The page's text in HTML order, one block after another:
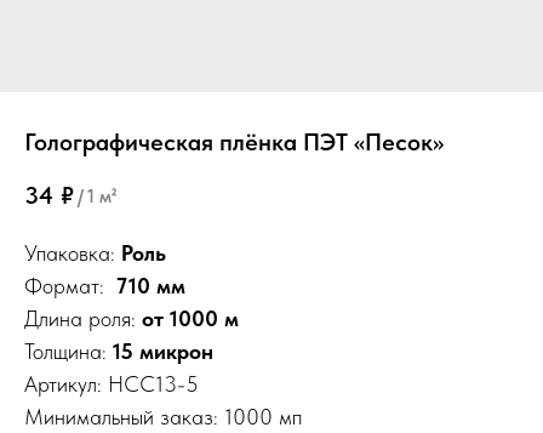
Голографическая плёнка ПЭТ «Песок»
34 ₽ /1 м²
Упаковка: Роль
Формат: 710 мм
Длина роля: от 1000 м
Толщина: 15 микрон
Артикул: HCC13-5
Минимальный заказ: 1000 мп